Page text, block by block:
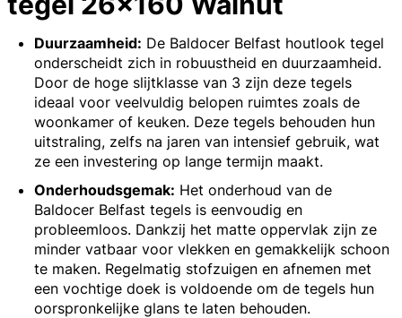
Duurzaamheid: De Baldocer Belfast houtlook tegel
onderscheidt zich in robuustheid en duurzaamheid.
Door de hoge slijtklasse van 3 zijn deze tegels
ideaal voor veelvuldig belopen ruimtes zoals de
woonkamer of keuken. Deze tegels behouden hun
uitstraling, zelfs na jaren van intensief gebruik, wat
ze een investering op lange termijn maakt.
Onderhoudsgemak: Het onderhoud van de
Baldocer Belfast tegels is eenvoudig en
probleemloos. Dankzij het matte oppervlak zijn ze
minder vatbaar voor vlekken en gemakkelijk schoon
te maken. Regelmatig stofzuigen en afnemen met
een vochtige doek is voldoende om de tegels hun
oorspronkelijke glans te laten behouden.